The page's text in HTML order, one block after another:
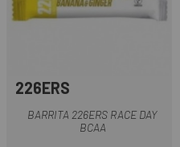
226ERS
BARRITA 226ERS RACE DAY
BCAA